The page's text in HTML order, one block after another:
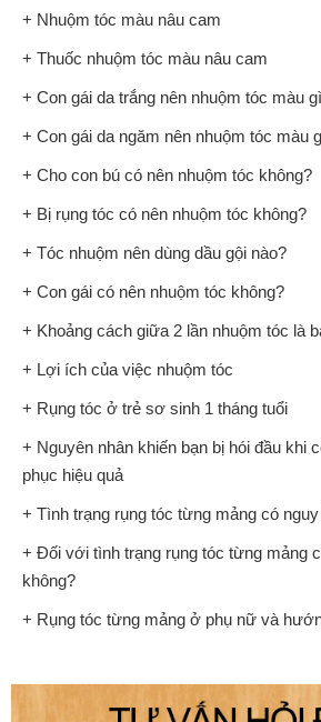
+ Nhuộm tóc màu nâu cam
+ Thuốc nhuộm tóc màu nâu cam
+ Con gái da trắng nên nhuộm tóc màu
+ Con gái da ngăm nên nhuộm tóc màu
+ Cho con bú có nên nhuộm tóc không?
+ Bị rụng tóc có nên nhuộm tóc không?
+ Tóc nhuộm nên dùng dầu gội nào?
+ Con gái có nên nhuộm tóc không?
+ Khoảng cách giữa 2 lần nhuộm tóc là
+ Lợi ích của việc nhuộm tóc
+ Rụng tóc ở trẻ sơ sinh 1 tháng tuổi
+ Nguyên nhân khiến bạn bị hói đầu khi
phục hiệu quả
+ Tình trạng rụng tóc từng mảng có
+ Đối với tình trạng rụng tóc từng mảng
không?
+ Rụng tóc từng mảng ở phụ nữ và